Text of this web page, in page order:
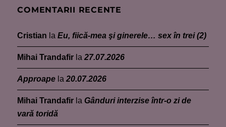
COMENTARII RECENTE
Cristian laEu, fiică-mea şi ginerele… sex în trei (2)
Mihai Trandafir la27.07.2026
Approape la20.07.2026
Mihai Trandafir la Gânduri interzise într-o zi de
vară toridă